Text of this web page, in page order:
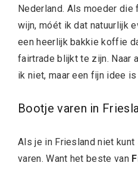
Nederland. Als moeder
wijn, móét ik dat natuurlijk
een heerlijk bakkie koffie
fairtrade blijkt te zijn. Naar
ik niet, maar een fijn idee
Bootje varen in
Als je in Friesland niet kunt
varen. Want het beste van